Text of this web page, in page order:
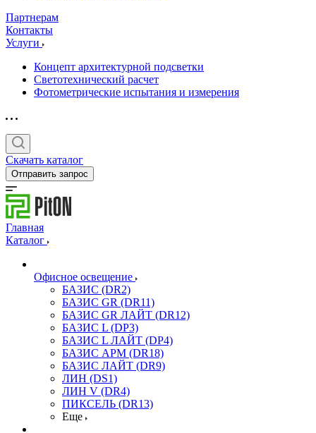
Партнерам
Контакты
Услуги
Концепт архитектурной подсветки
Светотехнический расчет
Фотометрические испытания и измерения
Скачать каталог
Отправить запрос
Главная
Каталог
Офисное освещение
БАЗИС (DR2)
БАЗИС GR (DR11)
БАЗИС GR ЛАЙТ (DR12)
БАЗИС L (DP3)
БАЗИС L ЛАЙТ (DP4)
БАЗИС АРМ (DR18)
БАЗИС ЛАЙТ (DR9)
ЛИН (DS1)
ЛИН V (DR4)
ПИКСЕЛЬ (DR13)
Еще